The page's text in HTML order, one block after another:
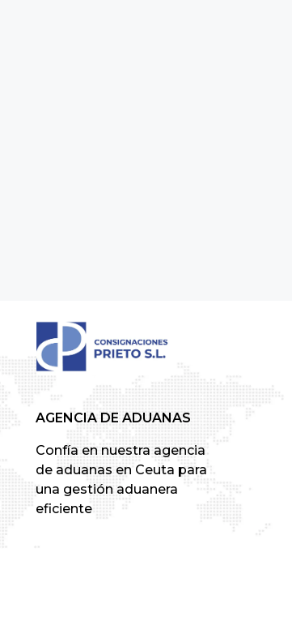
AGENCIA DE ADUANAS
Confía en nuestra agencia
de aduanas en Ceuta para
una gestión aduanera
eficiente